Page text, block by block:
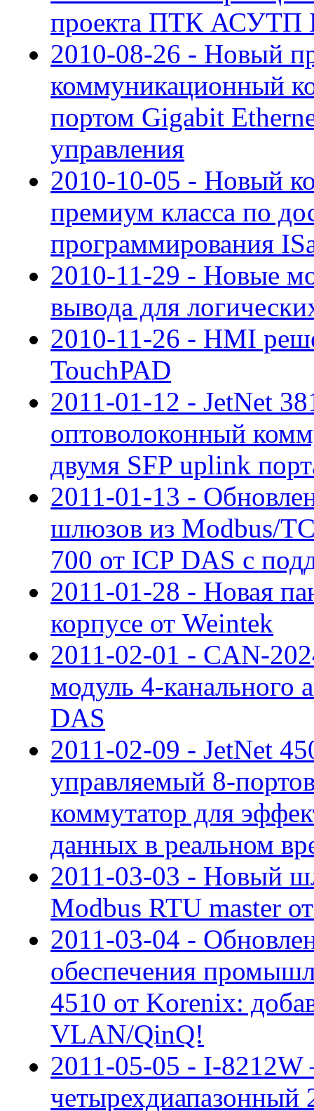
проекта ПТК АСУТП
2010-08-26 - Новый
коммуникационный
портом Gigabit
управления
2010-10-05 - Новый
премиум класса по
программирования
2010-11-29 - Новые
вывода для
2010-11-26 - HMI
TouchPAD
2011-01-12 - JetNet
оптоволоконный
двумя SFP uplink
2011-01-13 -
шлюзов из Modbus/
700 от ICP DAS с
2011-01-28 - Новая
корпусе от Weintek
2011-02-01 - CAN-
модуль 4-канального
DAS
2011-02-09 - JetNet
управляемый 8-
коммутатор для
данных в реальном
2011-03-03 - Новый
Modbus RTU master
2011-03-04 -
обеспечения
4510 от Korenix:
VLAN/QinQ!
2011-05-05 - I-
четырехдиапазонный